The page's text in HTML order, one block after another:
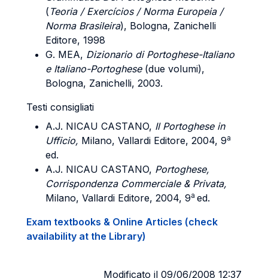
( Teoria / Exercícios / Norma Europeia /
Norma Brasileira), Bologna, Zanichelli
Editore, 1998
G. MEA, Dizionario di Portoghese-Italiano
e Italiano-Portoghese(due volumi),
Bologna, Zanichelli, 2003.
Testi consigliati
A.J. NICAU CASTANO, Il Portoghese in
Ufficio, Milano, Vallardi Editore, 2004, 9a
ed.
A.J. NICAU CASTANO, Portoghese,
Corrispondenza Commerciale & Privata,
Milano, Vallardi Editore, 2004, 9a ed.
Exam textbooks & Online Articles (check
availability at the Library)
Modificato il 09/06/2008 12:37